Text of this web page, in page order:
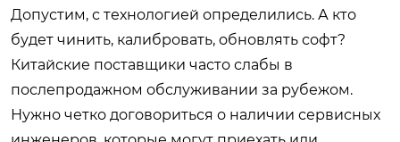
Допустим, с технологией определились. А кто
будет чинить, калибровать, обновлять софт?
Китайские поставщики часто слабы в
послепродажном обслуживании за рубежом.
Нужно четко договориться о наличии сервисных